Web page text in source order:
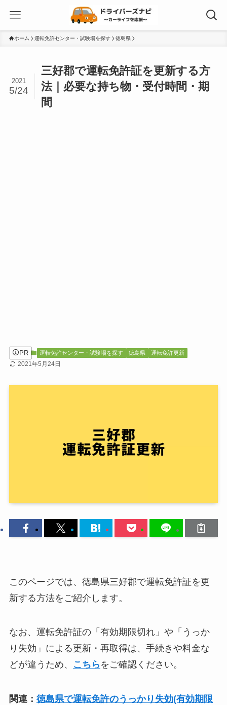
ホーム 運転免許センター・試験場を探す 徳島県
三好郡で運転免許証を更新する方
法｜必要な持ち物・受付時間・期
間
2021
5/24
PR 運転免許センター・試験場を探す 徳島県 運転免許更新
2021年5月24日
このページでは、徳島県三好郡で運転免許証を更
新する方法をご紹介します。
なお、運転免許証の「有効期限切れ」や「うっか
り失効」による更新・再取得は、手続きや料金な
どが違うため、
こちら をご確認ください。
関連： 徳島県で運転免許のうっかり失効(有効期限